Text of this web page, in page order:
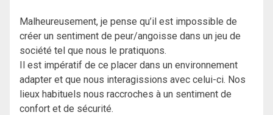
Malheureusement, je pense qu’il est impossible de
créer un sentiment de peur/angoisse dans un jeu de
société tel que nous le pratiquons.
Il est impératif de ce placer dans un environnement
adapter et que nous interagissions avec celui-ci. Nos
lieux habituels nous raccroches à un sentiment de
confort et de sécurité.